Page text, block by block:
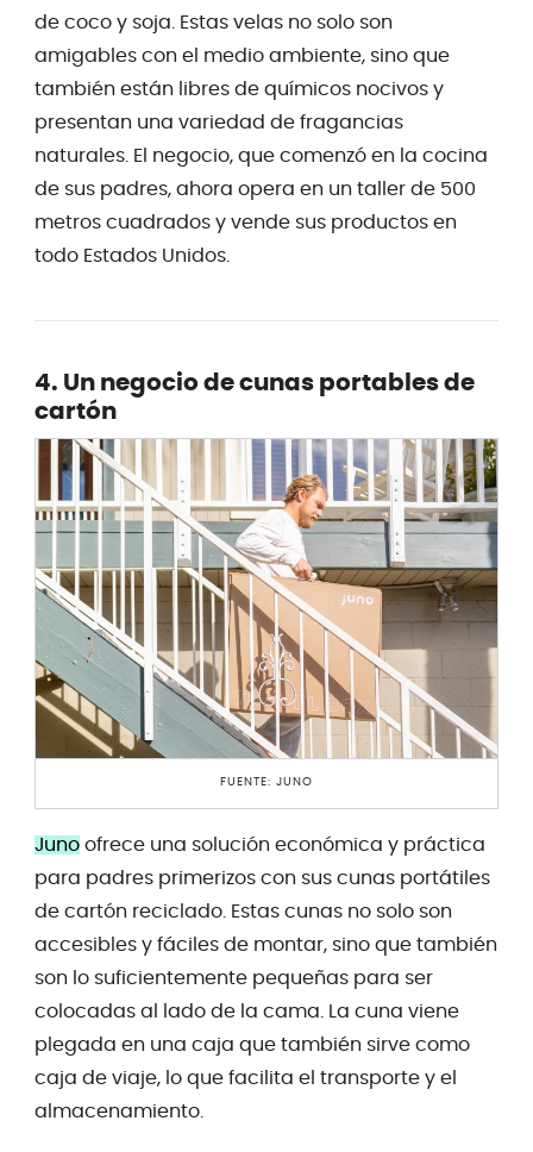
de coco y soja. Estas velas no solo son
amigables con el medio ambiente, sino que
también están libres de químicos nocivos y
presentan una variedad de fragancias
naturales. El negocio, que comenzó en la cocina
de sus padres, ahora opera en un taller de 500
metros cuadrados y vende sus productos en
todo Estados Unidos.
4. Un negocio de cunas portables de
cartón
FUENTE: JUNO
Juno ofrece una solución económica y práctica
para padres primerizos con sus cunas portátiles
de cartón reciclado. Estas cunas no solo son
accesibles y fáciles de montar, sino que también
son lo suficientemente pequeñas para ser
colocadas al lado de la cama. La cuna viene
plegada en una caja que también sirve como
caja de viaje, lo que facilita el transporte y el
almacenamiento.